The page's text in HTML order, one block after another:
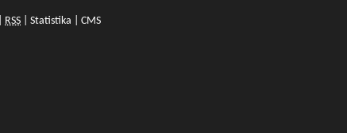
RSS Statistika CMS